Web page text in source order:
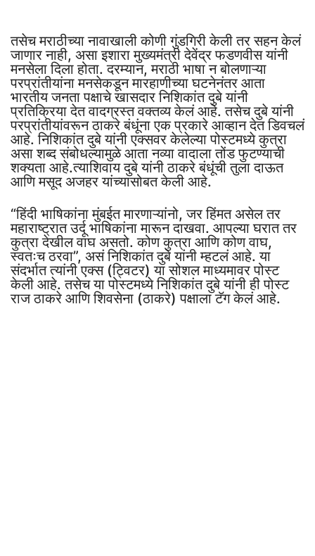
तसेच मराठीच्या नावाखाली कोणी गुंडगिरी केली तर सहन केलं
जाणार नाही, असा इशारा मुख्यमंत्री देवेंद्र फडणवीस यांनी
मनसेला दिला होता. दरम्यान, मराठी भाषा न बोलणाऱ्या
परप्रांतीयांना मनसेकडून मारहाणीच्या घटनेनंतर आता
भारतीय जनता पक्षाचे खासदार निशिकांत दुबे यांनी
प्रतिक्रिया देत वादग्रस्त वक्तव्य केलं आहे. तसेच दुबे यांनी
परप्रांतीयांवरून ठाकरे बंधूंना एक प्रकारे आव्हान देत डिवचलं
आहे. निशिकांत दुबे यांनी एक्सवर केलेल्या पोस्टमध्ये कुत्रा
असा शब्द संबोधल्यामुळे आता नव्या वादाला तोंड फुटण्याची
शक्यता आहे.त्याशिवाय दुबे यांनी ठाकरे बंधूंची तुला दाऊत
आणि मसूद अजहर यांच्यासोबत केली आहे.
“हिंदी भाषिकांना मुंबईत मारणाऱ्यांनो, जर हिंमत असेल तर
महाराष्ट्रात उर्दू भाषिकांना मारून दाखवा. आपल्या घरात तर
कुत्रा देखील वाघ असतो. कोण कुत्रा आणि कोण वाघ,
स्वतःच ठरवा”, असं निशिकांत दुबे यांनी म्हटलं आहे. या
संदर्भात त्यांनी एक्स (ट्विटर) या सोशल माध्यमावर पोस्ट
केली आहे. तसेच या पोस्टमध्ये निशिकांत दुबे यांनी ही पोस्ट
राज ठाकरे आणि शिवसेना (ठाकरे) पक्षाला टॅग केलं आहे.